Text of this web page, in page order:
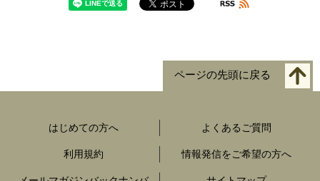
ページの先頭に戻る
はじめての方へ よくあるご質問
利用規約 情報発信をご希望の方へ